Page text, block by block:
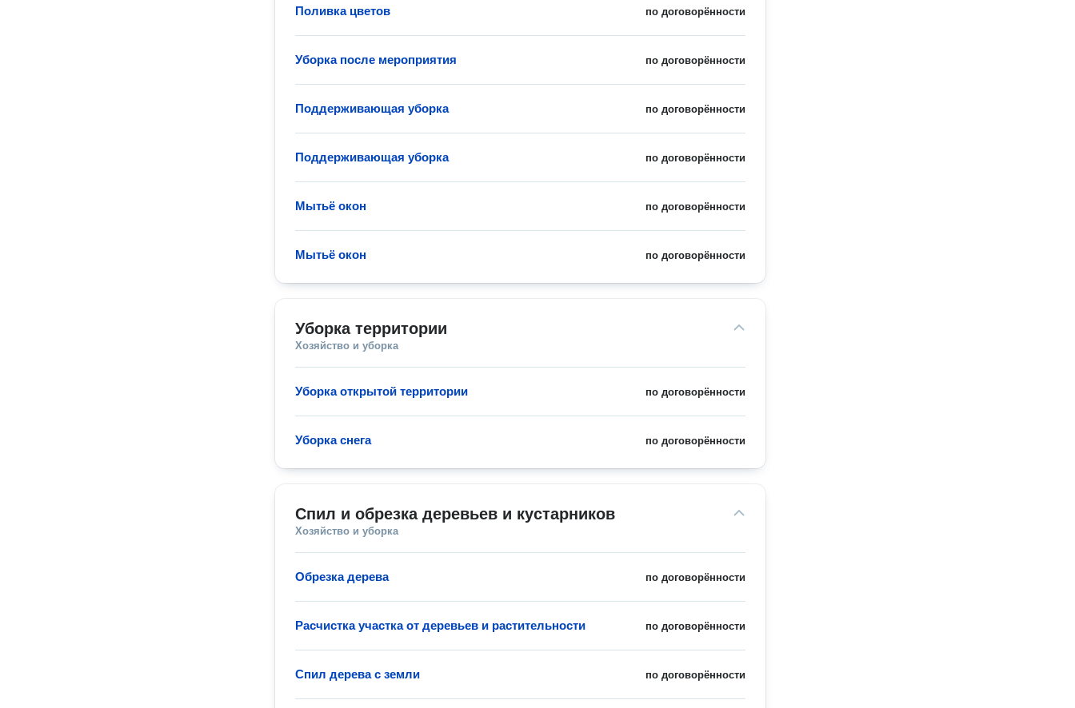
по договорённости
Поливка цветов
по договорённости
Уборка после мероприятия
по договорённости
Поддерживающая уборка
по договорённости
Поддерживающая уборка
по договорённости
Мытьё окон
по договорённости
Мытьё окон
Уборка территории
Хозяйство и уборка
по договорённости
Уборка открытой территории
по договорённости
Уборка снега
Спил и обрезка деревьев и кустарников
Хозяйство и уборка
по договорённости
Обрезка дерева
по договорённости
Расчистка участка от деревьев и растительности
по договорённости
Спил дерева с земли